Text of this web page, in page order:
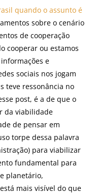
quando o assunto é
sobre o cenário
de cooperação
cooperar ou estamos
e
sociais nos jogam
teve ressonância no
post, é a de que o
da viabilidade
de pensar em
torpe dessa palavra
para viabilizar
fundamental para
planetário,
mais visível do que